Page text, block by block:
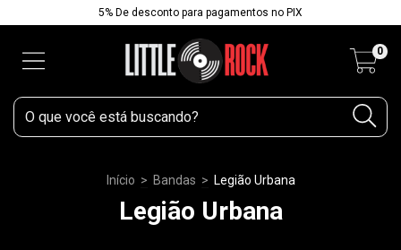
5% De desconto para pagamentos no PIX
0
Início > Bandas > Legião Urbana
Legião Urbana